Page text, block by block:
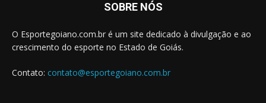
SOBRE NÓS
O Esportegoiano.com.br é um site dedicado à divulgação e ao
crescimento do esporte no Estado de Goiás.
Contato: contato@esportegoiano.com.br